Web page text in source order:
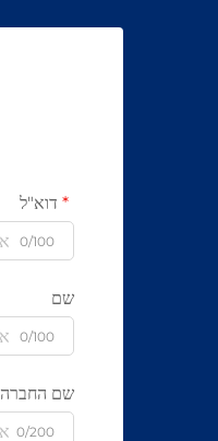
דוא"ל
0/100
שם
0/100
שם החברה
0/200